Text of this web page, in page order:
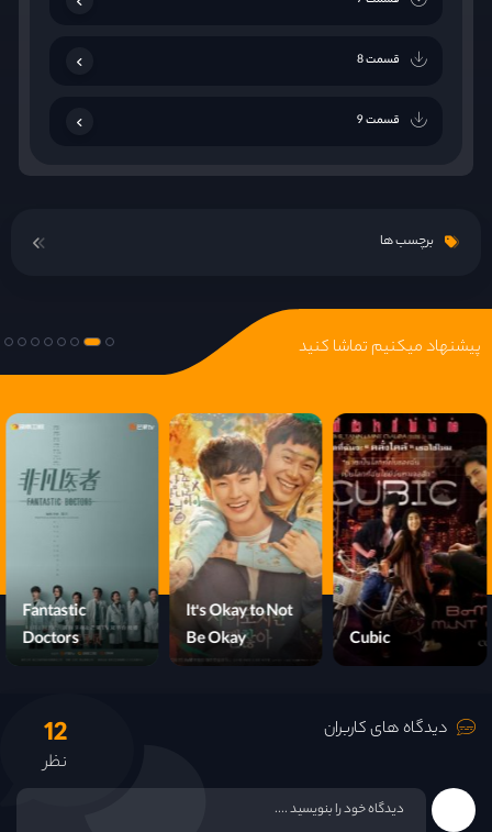
قسمت 8
قسمت 9
قسمت 10
قسمت 11
قسمت 14
قسمت 15
قسمت 16
قسمت 17
قسمت 18
برچسب ها
پیشنهاد میکنیم تماشا کنید
Cubic
It's Okay to Not
Be Okay
Fantastic
Doctors
دیدگاه های کاربران 12
نظر